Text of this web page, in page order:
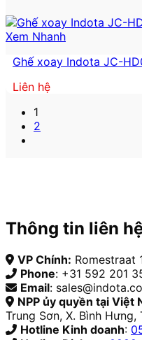
Xem Nhanh
Ghế xoay Indota JC-
Liên hệ
1
2
Thông tin liên
VP Chính: Romestraat
Phone: +31 592 201
Email:
NPP ủy quyền tại Việt
Trung Sơn, X. Bình
Hotline Kinh doanh: